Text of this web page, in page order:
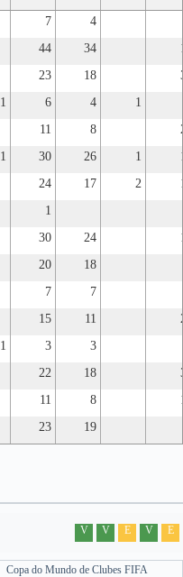
7
4
44 34
23 18
1 6 4
1
11 8
1 30 26 1
24 17 2
1
30 24
20
18
7
7
15 11
1 3
3
22 18
11 8
23 19
V V E V E
Copa do Mundo de Clubes FIFA